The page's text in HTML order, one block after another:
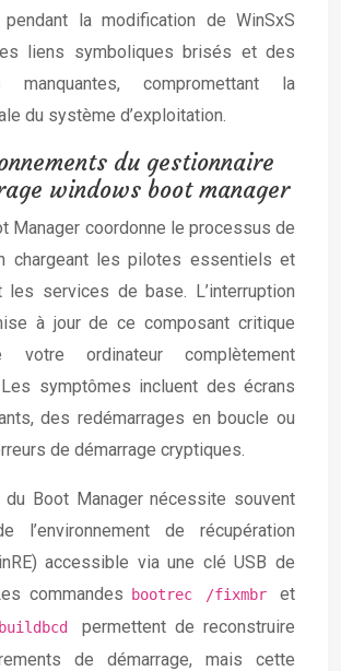
pendant la modification de WinSxS
liens symboliques brisés et des
manquantes, compromettant la
du système d’exploitation.
du gestionnaire
windows boot manager
Manager coordonne le processus de
chargeant les pilotes essentiels et
les services de base. L’interruption
à jour de ce composant critique
votre ordinateur complètement
Les symptômes incluent des écrans
des redémarrages en boucle ou
de démarrage cryptiques.
du Boot Manager nécessite souvent
l’environnement de récupération
accessible via une clé USB de
commandes
bootrec /fixmbret
permettent de reconstruire
de démarrage, mais cette